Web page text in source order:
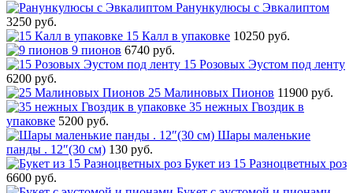
Ранункулюсы с Эвкалиптом
3250 руб.
15 Калл в упаковке 10250 руб.
9 пионов 6740 руб.
15 Розовых Эустом под ленту
6200 руб.
25 Малиновых Пионов 11900 руб.
35 нежных Гвоздик в
упаковке 5200 руб.
Шары маленькие
панды . 12″(30 см) 130 руб.
Букет из 15 Разноцветных роз
6600 руб.